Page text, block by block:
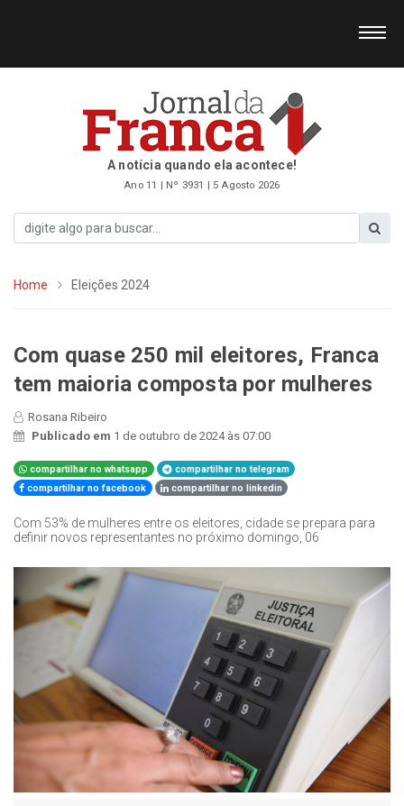
A notícia quando ela acontece!
Ano 11 | Nº 3931 | 5 Agosto 2026
Home Eleições 2024
Com quase 250 mil eleitores, Franca
tem maioria composta por mulheres
Rosana Ribeiro
Publicado em 1 de outubro de 2024 às 07:00
compartilhar no whatsapp
compartilhar no telegram
compartilhar no facebook
compartilhar no linkedin
Com 53% de mulheres entre os eleitores, cidade se prepara para
definir novos representantes no próximo domingo, 06